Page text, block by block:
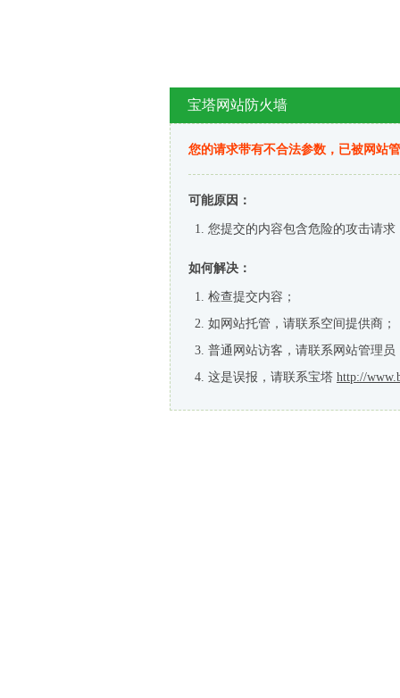
宝塔网站防火墙
您的请求带有不合法参数，已被网站
可能原因：
您提交的内容包含危险的攻击请求
如何解决：
检查提交内容；
如网站托管，请联系空间提供商；
普通网站访客，请联系网站管理员
这是误报，请联系宝塔 http://